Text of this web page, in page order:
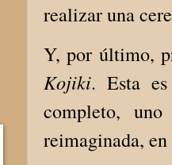
realizar una
Y, por último,
Kojiki. Esta
completo,
reimaginada,